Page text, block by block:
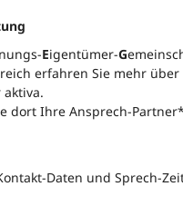
Eigentümer-G
erfahren Sie mehr
dort Ihre Ansprech-
Daten und Sprech-